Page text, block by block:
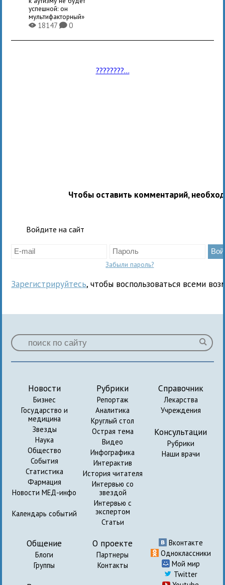
успешной: он
мультифакторный»
X18147K0
????????...
Чтобы оставить комментарий,
Войдите на сайт
Забыли пароль?
Зарегистрируйтесь, чтобы воспользоваться всеми
Новости
Бизнес
Государство и
медицина
Звезды
Наука
Общество
События
Статистика
Фармация
Новости МЕД-инфо
Календарь событий
Рубрики
Репортаж
Аналитика
Круглый стол
Острая тема
Видео
Инфографика
Интерактив
История читателя
Интервью со
звездой
Интервью с
экспертом
Статьи
Справочник
Лекарства
Учреждения
Консультации
Рубрики
Наши врачи
Общение
Блоги
Группы
О проекте
Партнеры
Контакты
Вконтакте
Одноклассники
Мой мир
Twitter